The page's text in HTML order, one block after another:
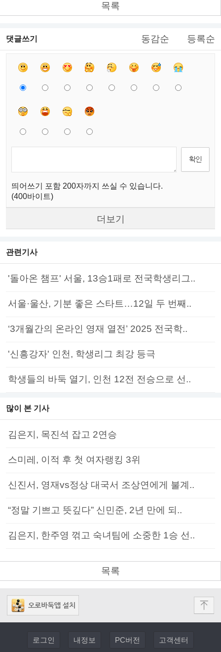
목록
댓글쓰기 동감순 등록순
띄어쓰기 포함 200자까지 쓰실 수 있습니다.
(400바이트)
더보기
관련기사
'돌아온 챔프' 서울, 13승1패로 전국학생리그..
서울·울산, 기분 좋은 스타트…12일 두 번째..
‘3개월간의 온라인 영재 열전’ 2025 전국학..
'신흥강자' 인천, 학생리그 최강 등극
학생들의 바둑 열기, 인천 12전 전승으로 선..
많이 본 기사
김은지, 목진석 잡고 2연승
스미레, 이적 후 첫 여자랭킹 3위
신진서, 영재vs정상 대국서 조상연에게 불계..
“정말 기쁘고 뜻깊다” 신민준, 2년 만에 되..
김은지, 한주영 꺾고 숙녀팀에 소중한 1승 선..
목록
로그인 내정보 PC버전 고객센터